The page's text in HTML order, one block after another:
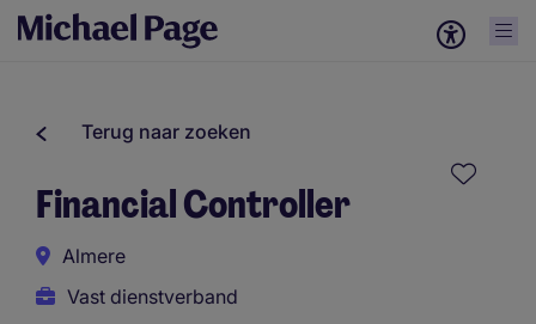
Terug naar zoeken
Financial Controller
Almere
Vast dienstverband